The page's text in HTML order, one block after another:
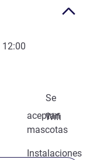
12:00
Se
aceptan
mascotas
Wifi
Instalaciones